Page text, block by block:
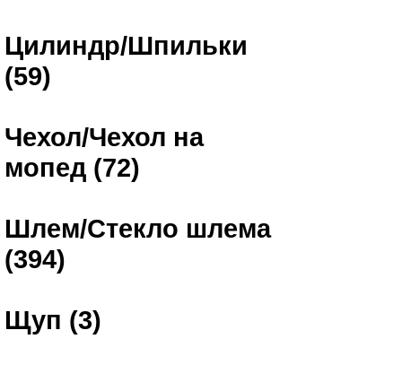
Цилиндр/Шпильки
(59)
Чехол/Чехол на
мопед (72)
Шлем/Стекло шлема
(394)
Щуп (3)